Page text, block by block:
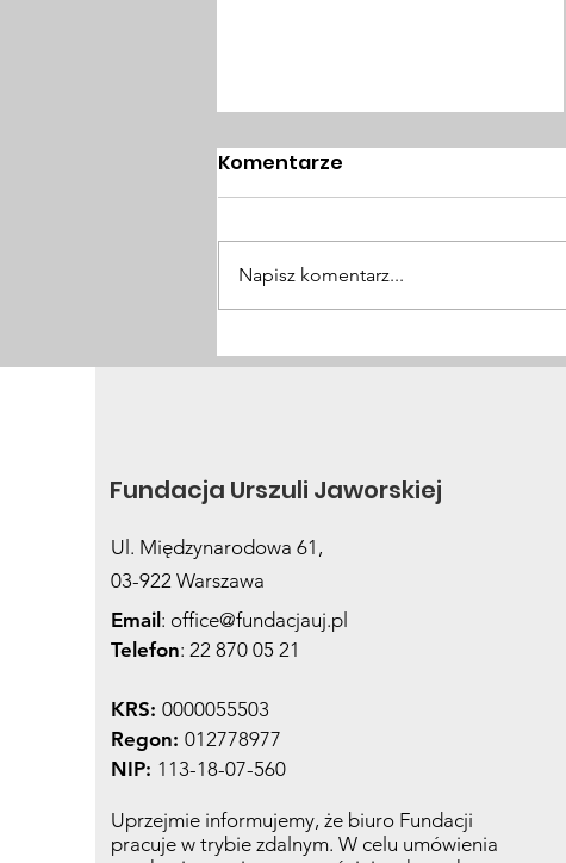
Życie po sepsie. Co
Komentarze
Napisz komentarz...
Fundacja Urszuli Jaworskiej
Ul. Międzynarodowa 61,
03-922 Warszawa
Email: office@fundacjauj.pl
Telefon: 22 870 05 21
KRS: 0000055503
Regon: 012778977
NIP: 113-18-07-560
Uprzejmie informujemy, że biuro Fundacji
pracuje w trybie zdalnym. W celu umówienia